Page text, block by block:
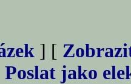
] [
Poslat jako